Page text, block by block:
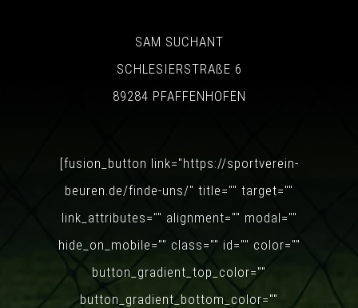
SAM SUCHANT
SCHLESIERSTRAßE 6
89284 PFAFFENHOFEN
[fusion_button link="https://sportverein-
beuren.de/finde-uns/" title="" target=""
link_attributes="" alignment="" modal=""
hide_on_mobile="" class="" id="" color=""
button_gradient_top_color=""
button_gradient_bottom_color=""